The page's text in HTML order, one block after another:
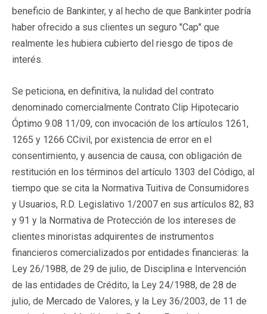
beneficio de Bankinter, y al hecho de que Bankinter podría
haber ofrecido a sus clientes un seguro "Cap" que
realmente les hubiera cubierto del riesgo de tipos de
interés.
Se peticiona, en definitiva, la nulidad del contrato
denominado comercialmente Contrato Clip Hipotecario
Óptimo 9.08 11/09, con invocación de los artículos 1261,
1265 y 1266 CCivil, por existencia de error en el
consentimiento, y ausencia de causa, con obligación de
restitución en los términos del artículo 1303 del Código, al
tiempo que se cita la Normativa Tuitiva de Consumidores
y Usuarios, R.D. Legislativo 1/2007 en sus artículos 82, 83
y 91 y la Normativa de Protección de los intereses de
clientes minoristas adquirentes de instrumentos
financieros comercializados por entidades financieras: la
Ley 26/1988, de 29 de julio, de Disciplina e Intervención
de las entidades de Crédito, la Ley 24/1988, de 28 de
julio, de Mercado de Valores, y la Ley 36/2003, de 11 de